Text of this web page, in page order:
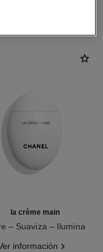
la crème main
– Suaviza – Ilumina
información